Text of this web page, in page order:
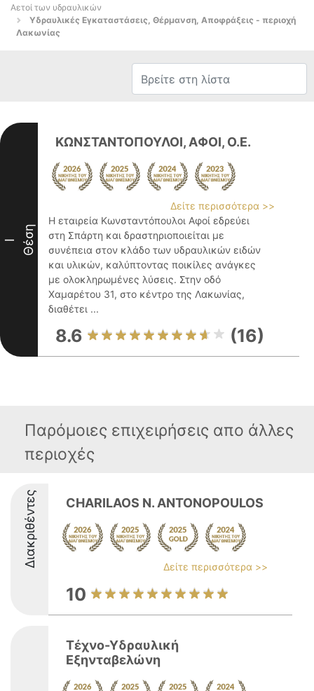
Αετοί των υδραυλικών
Υδραυλικές Εγκαταστάσεις, Θέρμανση, Αποφράξεις - περιοχή
Λακωνίας
I Θέση
ΚΩΝΣΤΑΝΤΟΠΟΥΛΟΙ, ΑΦΟΙ, Ο.Ε.
Δείτε περισσότερα >>
Η εταιρεία Κωνσταντόπουλοι Αφοί εδρεύει
στη Σπάρτη και δραστηριοποιείται με
συνέπεια στον κλάδο των υδραυλικών ειδών
και υλικών, καλύπτοντας ποικίλες ανάγκες
με ολοκληρωμένες λύσεις. Στην οδό
Χαμαρέτου 31, στο κέντρο της Λακωνίας,
διαθέτει ...
8.6 (16)
Παρόμοιες επιχειρήσεις απο άλλες
περιοχές
Διακριθέντες CHARILAOS N. ANTONOPOULOS
Δείτε περισσότερα >>
10
Τέχνο-Υδραυλική
Εξηνταβελώνη